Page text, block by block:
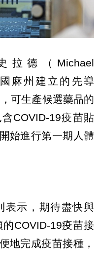
拉德（Michael
麻州建立的先導
可生產候選藥品的
COVID-19疫苗貼
始進行第一期人體
表示，期待盡快與
COVID-19疫苗接
地完成疫苗接種，